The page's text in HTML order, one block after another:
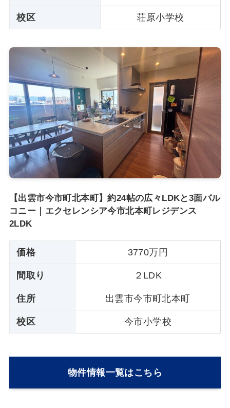
校区 荘原小学校
【出雲市今市町北本町】約24帖の広々LDKと3面バル
コニー｜エクセレンシア今市北本町レジデンス
2LDK
価格 3770万円
間取り ２LDK
住所 出雲市今市町北本町
校区 今市小学校
物件情報一覧はこちら